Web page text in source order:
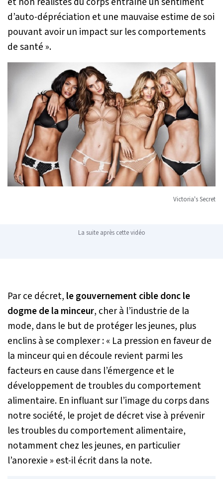
d’auto-dépréciation et une mauvaise estime de soi
pouvant avoir un impact sur les comportements
de santé ».
Victoria's Secret
La suite après cette vidéo
Par ce décret, le gouvernement cible donc le
dogme de la minceur, cher à l’industrie de la
mode, dans le but de protéger les jeunes, plus
enclins à se complexer :« La pression en faveur de
la minceur qui en découle revient parmi les
facteurs en cause dans l’émergence et le
développement de troubles du comportement
alimentaire. En influant sur l’image du corps dans
notre société, le projet de décret vise à prévenir
les troubles du comportement alimentaire,
notamment chez les jeunes, en particulier
l’anorexie » est-il écrit dans la note.